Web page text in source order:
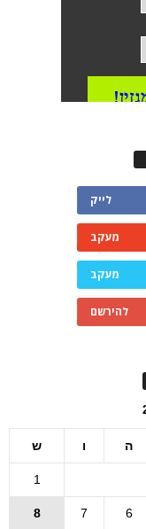
לייק
מעקב
מעקב
להירשם
ה ו ש
1
6
7
8